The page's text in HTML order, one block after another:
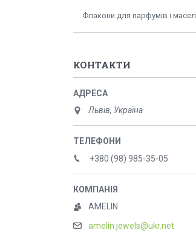
Флакони для парфумів і масел
КОНТАКТИ
Львів, Україна
+380 (98) 985-35-05
AMELIN
amelin.jewels@ukr.net